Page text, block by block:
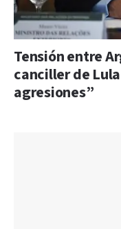
Tensión entre
canciller de
agresiones”